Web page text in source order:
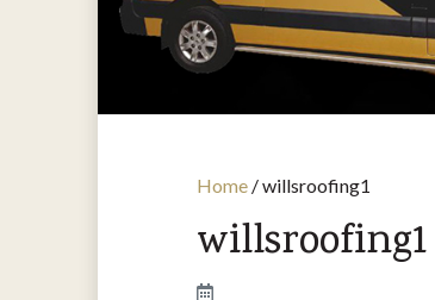
Home /willsroofing1
willsroofing1